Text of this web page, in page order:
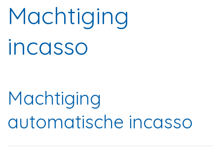
Machtiging
incasso
Machtiging
automatische incasso